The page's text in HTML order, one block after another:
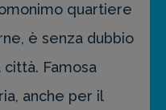
quartiere
è senza dubbio
Famosa
anche per il